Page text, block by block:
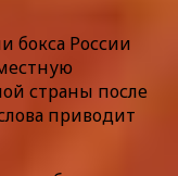
бокса России
страны после
приводит